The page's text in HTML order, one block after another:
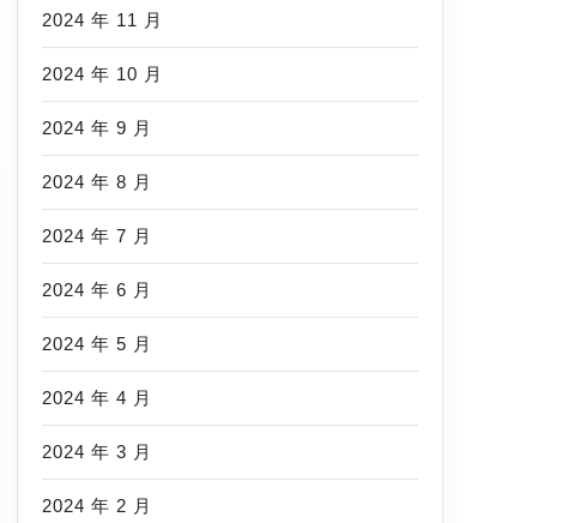
2024 年 11 月
2024 年 10 月
2024 年 9 月
2024 年 8 月
2024 年 7 月
2024 年 6 月
2024 年 5 月
2024 年 4 月
2024 年 3 月
2024 年 2 月